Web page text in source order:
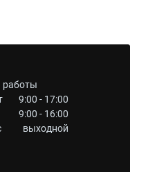
работы
9:00 - 17:00
9:00 - 16:00
выходной